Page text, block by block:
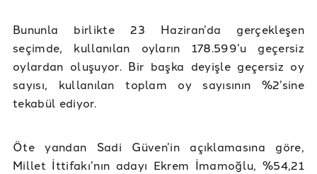
Bununla birlikte 23 Haziran’da gerçekleşen
seçimde, kullanılan oyların 178.599’u geçersiz
oylardan oluşuyor. Bir başka deyişle geçersiz oy
sayısı, kullanılan toplam oy sayısının %2’sine
tekabül ediyor.
Öte yandan Sadi Güven’in açıklamasına göre,
Millet İttifakı’nın adayı Ekrem İmamoğlu, %54,21